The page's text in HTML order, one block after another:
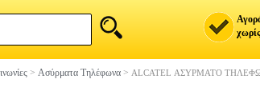
> Ασύρματα Τηλέφωνα > ALCATEL ΑΣΥΡΜΑΤΟ